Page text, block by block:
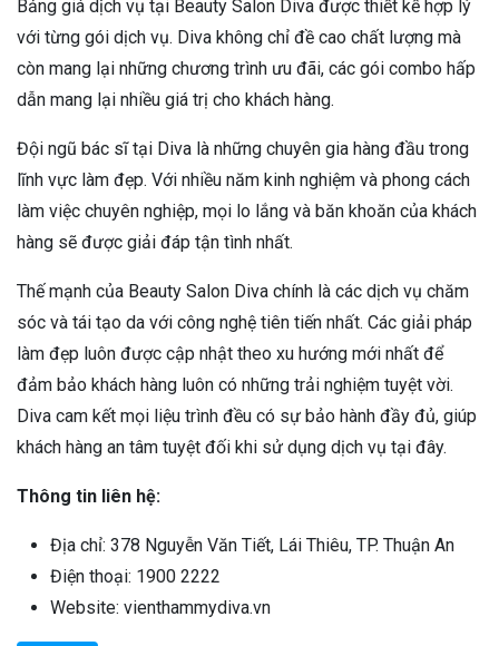
Bảng giá dịch vụ tại Beauty Salon Diva được thiết kế hợp lý
với từng gói dịch vụ. Diva không chỉ đề cao chất lượng mà
còn mang lại những chương trình ưu đãi, các gói combo hấp
dẫn mang lại nhiều giá trị cho khách hàng.
Đội ngũ bác sĩ tại Diva là những chuyên gia hàng đầu trong
lĩnh vực làm đẹp. Với nhiều năm kinh nghiệm và phong cách
làm việc chuyên nghiệp, mọi lo lắng và băn khoăn của khách
hàng sẽ được giải đáp tận tình nhất.
Thế mạnh của Beauty Salon Diva chính là các dịch vụ chăm
sóc và tái tạo da với công nghệ tiên tiến nhất. Các giải pháp
làm đẹp luôn được cập nhật theo xu hướng mới nhất để
đảm bảo khách hàng luôn có những trải nghiệm tuyệt vời.
Diva cam kết mọi liệu trình đều có sự bảo hành đầy đủ, giúp
khách hàng an tâm tuyệt đối khi sử dụng dịch vụ tại đây.
Thông tin liên hệ:
Địa chỉ: 378 Nguyễn Văn Tiết, Lái Thiêu, TP. Thuận An
Điện thoại: 1900 2222
Website: vienthammydiva.vn